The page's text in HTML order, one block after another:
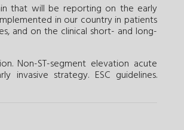
that will be reporting on the early
in our country in patients
and on the clinical short- and long-
Non-ST-segment elevation acute
invasive strategy. ESC guidelines.